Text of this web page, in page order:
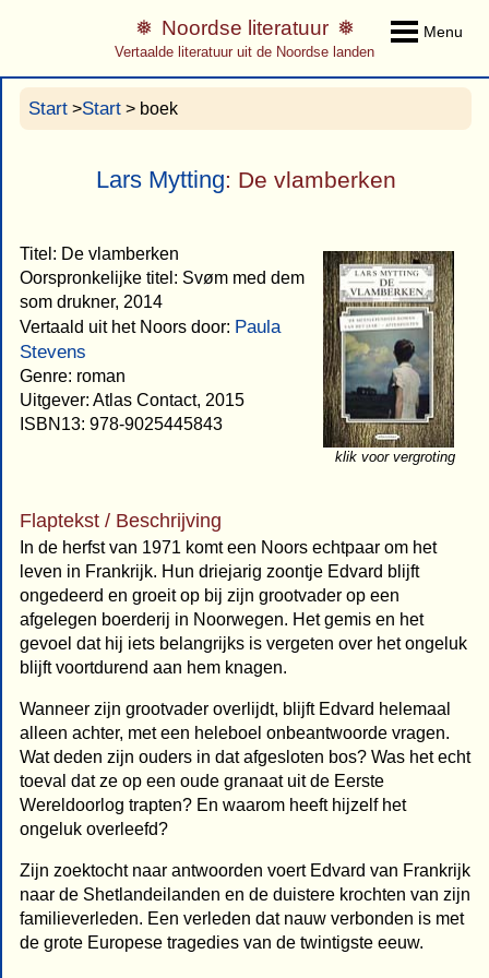
Menu
Noordse literatuur
Vertaalde literatuur uit de Noordse landen
Start >Start > boek
Lars Mytting: De vlamberken
klik voor vergroting
Titel: De vlamberken
Oorspronkelijke titel: Svøm med dem
som drukner, 2014
Vertaald uit het Noors door: Paula
Stevens
Genre: roman
Uitgever: Atlas Contact, 2015
ISBN13: 978-9025445843
Flaptekst / Beschrijving
In de herfst van 1971 komt een Noors echtpaar om het
leven in Frankrijk. Hun driejarig zoontje Edvard blijft
ongedeerd en groeit op bij zijn grootvader op een
afgelegen boerderij in Noorwegen. Het gemis en het
gevoel dat hij iets belangrijks is vergeten over het ongeluk
blijft voortdurend aan hem knagen.
Wanneer zijn grootvader overlijdt, blijft Edvard helemaal
alleen achter, met een heleboel onbeantwoorde vragen.
Wat deden zijn ouders in dat afgesloten bos? Was het echt
toeval dat ze op een oude granaat uit de Eerste
Wereldoorlog trapten? En waarom heeft hijzelf het
ongeluk overleefd?
Zijn zoektocht naar antwoorden voert Edvard van Frankrijk
naar de Shetlandeilanden en de duistere krochten van zijn
familieverleden. Een verleden dat nauw verbonden is met
de grote Europese tragedies van de twintigste eeuw.